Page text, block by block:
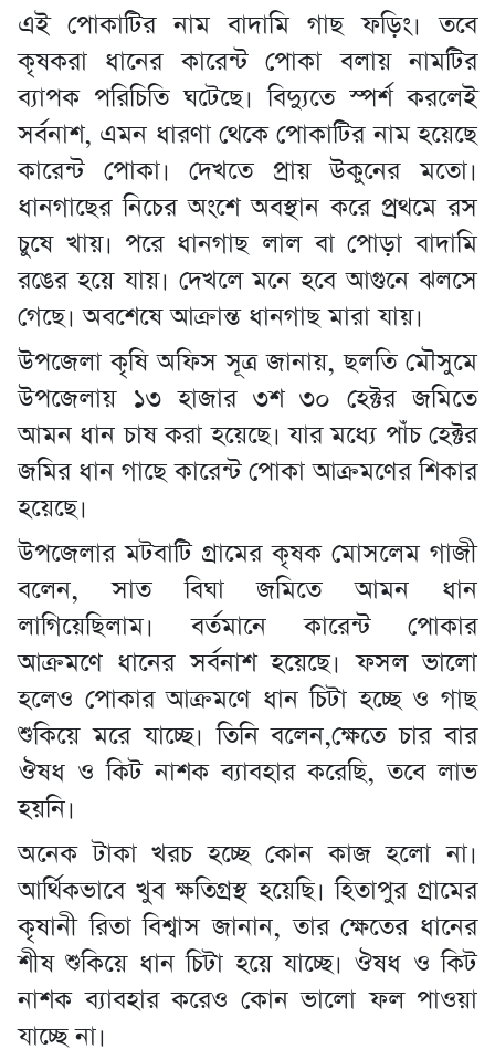
এই পোকাটির নাম বাদামি গাছ ফড়িং। তবে
কৃষকরা ধানের কারেন্ট পোকা বলায় নামটির
ব্যাপক পরিচিতি ঘটেছে। বিদ্যুতে স্পর্শ করলেই
সর্বনাশ, এমন ধারণা থেকে পোকাটির নাম হয়েছে
কারেন্ট পোকা। দেখতে প্রায় উকুনের মতো।
ধানগাছের নিচের অংশে অবস্থান করে প্রথমে রস
চুষে খায়। পরে ধানগাছ লাল বা পোড়া বাদামি
রঙের হয়ে যায়। দেখলে মনে হবে আগুনে ঝলসে
গেছে। অবশেষে আক্রান্ত ধানগাছ মারা যায়।
উপজেলা কৃষি অফিস সূত্র জানায়, ছলতি মৌসুমে
উপজেলায় ১৩ হাজার ৩শ ৩০ হেক্টর জমিতে
আমন ধান চাষ করা হয়েছে। যার মধ্যে পাঁচ হেক্টর
জমির ধান গাছে কারেন্ট পোকা আক্রমণের শিকার
হয়েছে।
উপজেলার মটবাটি গ্রামের কৃষক মোসলেম গাজী
বলেন, সাত বিঘা জমিতে আমন ধান
লাগিয়েছিলাম। বর্তমানে কারেন্ট পোকার
আক্রমণে ধানের সর্বনাশ হয়েছে। ফসল ভালো
হলেও পোকার আক্রমণে ধান চিটা হচ্ছে ও গাছ
শুকিয়ে মরে যাচ্ছে। তিনি বলেন,ক্ষেতে চার বার
ঔষধ ও কিট নাশক ব্যাবহার করেছি, তবে লাভ
হয়নি।
অনেক টাকা খরচ হচ্ছে কোন কাজ হলো না।
আর্থিকভাবে খুব ক্ষতিগ্রস্থ হয়েছি। হিতাপুর গ্রামের
কৃষানী রিতা বিশ্বাস জানান, তার ক্ষেতের ধানের
শীষ শুকিয়ে ধান চিটা হয়ে যাচ্ছে। ঔষধ ও কিট
নাশক ব্যাবহার করেও কোন ভালো ফল পাওয়া
যাচ্ছে না।